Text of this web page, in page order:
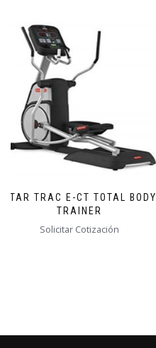
STAR TRAC E-CT TOTAL BODY
TRAINER
Solicitar Cotización